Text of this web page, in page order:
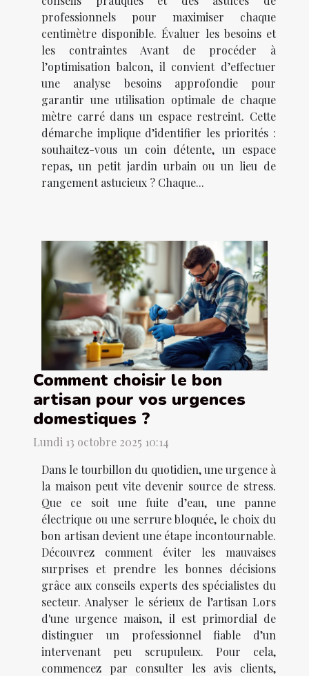
professionnels pour maximiser chaque
centimètre disponible. Évaluer les besoins et
les contraintes Avant de procéder à
l’optimisation balcon, il convient d’effectuer
une analyse besoins approfondie pour
garantir une utilisation optimale de chaque
mètre carré dans un espace restreint. Cette
démarche implique d’identifier les priorités :
souhaitez-vous un coin détente, un espace
repas, un petit jardin urbain ou un lieu de
rangement astucieux ? Chaque...
Comment choisir le bon
artisan pour vos urgences
domestiques ?
Lundi 13 octobre 2025 10:14
Dans le tourbillon du quotidien, une urgence à
la maison peut vite devenir source de stress.
Que ce soit une fuite d’eau, une panne
électrique ou une serrure bloquée, le choix du
bon artisan devient une étape incontournable.
Découvrez comment éviter les mauvaises
surprises et prendre les bonnes décisions
grâce aux conseils experts des spécialistes du
secteur. Analyser le sérieux de l’artisan Lors
d'une urgence maison, il est primordial de
distinguer un professionnel fiable d’un
intervenant peu scrupuleux. Pour cela,
commencez par consulter les avis clients,